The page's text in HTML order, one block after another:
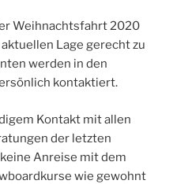
Weihnachtsfahrt 2020
Lage gerecht zu
werden in den
kontaktiert.
Kontakt mit allen
der letzten
Anreise mit dem
wie gewohnt